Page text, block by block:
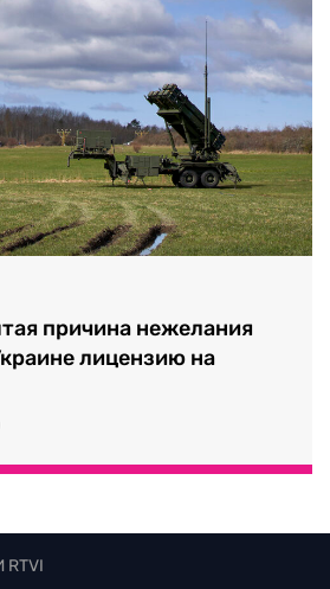
причина нежелания
лицензию на